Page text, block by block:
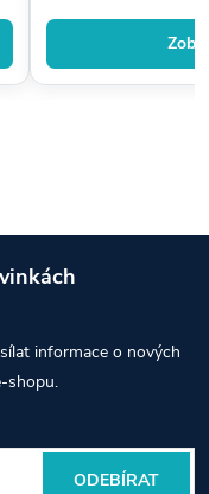
informace o nových
shopu.
ODEBÍRAT